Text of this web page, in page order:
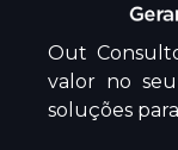
Out
valor no
soluções